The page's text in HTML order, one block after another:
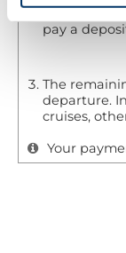
pay a
The
departure.
cruises,
Your